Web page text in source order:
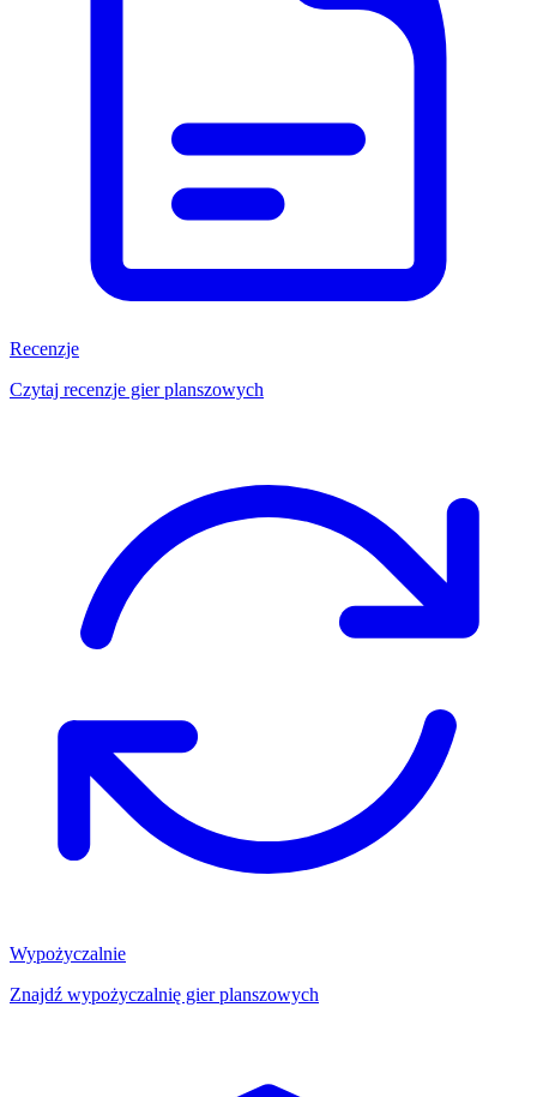
Recenzje
Czytaj recenzje gier planszowych
Wypożyczalnie
Znajdź wypożyczalnię gier planszowych